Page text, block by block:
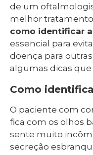
de um
melhor tratamento
como identificar
essencial para
doença para outras
algumas dicas
Como
O paciente com
fica com os olhos
sente muito
secreção